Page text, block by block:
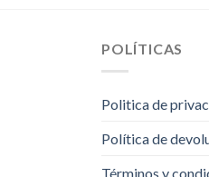
POLÍTICAS
Politica de
Política de
Términos y